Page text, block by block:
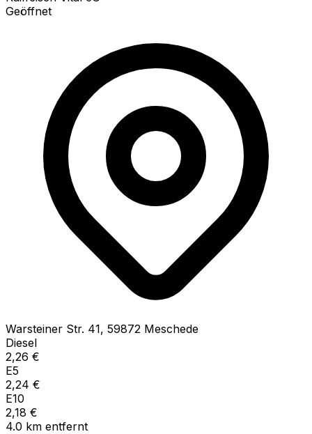
Geöffnet
Warsteiner Str. 41, 59872 Meschede
Diesel
2,26 €
E5
2,24 €
E10
2,18 €
4.0 km entfernt